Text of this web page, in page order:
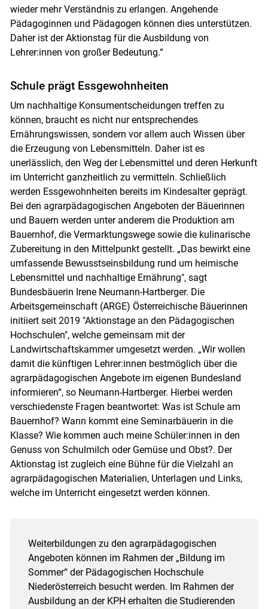
wieder mehr Verständnis zu erlangen. Angehende
Pädagoginnen und Pädagogen können dies unterstützen.
Daher ist der Aktionstag für die Ausbildung von
Lehrer:innen von großer Bedeutung.“
Schule prägt Essgewohnheiten
Um nachhaltige Konsumentscheidungen treffen zu
können, braucht es nicht nur entsprechendes
Ernährungswissen, sondern vor allem auch Wissen über
die Erzeugung von Lebensmitteln. Daher ist es
unerlässlich, den Weg der Lebensmittel und deren Herkunft
im Unterricht ganzheitlich zu vermitteln. Schließlich
werden Essgewohnheiten bereits im Kindesalter geprägt.
Bei den agrarpädagogischen Angeboten der Bäuerinnen
und Bauern werden unter anderem die Produktion am
Bauernhof, die Vermarktungswege sowie die kulinarische
Zubereitung in den Mittelpunkt gestellt. „Das bewirkt eine
umfassende Bewusstseinsbildung rund um heimische
Lebensmittel und nachhaltige Ernährung", sagt
Bundesbäuerin Irene Neumann-Hartberger. Die
Arbeitsgemeinschaft (ARGE) Österreichische Bäuerinnen
initiiert seit 2019 "Aktionstage an den Pädagogischen
Hochschulen", welche gemeinsam mit der
Landwirtschaftskammer umgesetzt werden. „Wir wollen
damit die künftigen Lehrer:innen bestmöglich über die
agrarpädagogischen Angebote im eigenen Bundesland
informieren“, so Neumann-Hartberger. Hierbei werden
verschiedenste Fragen beantwortet: Was ist Schule am
Bauernhof? Wann kommt eine Seminarbäuerin in die
Klasse? Wie kommen auch meine Schüler:innen in den
Genuss von Schulmilch oder Gemüse und Obst?. Der
Aktionstag ist zugleich eine Bühne für die Vielzahl an
agrarpädagogischen Materialien, Unterlagen und Links,
welche im Unterricht eingesetzt werden können.
Weiterbildungen zu den agrarpädagogischen
Angeboten können im Rahmen der „Bildung im
Sommer“ der Pädagogischen Hochschule
Niederösterreich besucht werden. Im Rahmen der
Ausbildung an der KPH erhalten die Studierenden